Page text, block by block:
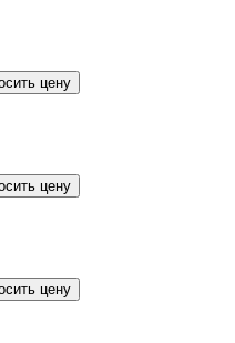
цену
цену
цену